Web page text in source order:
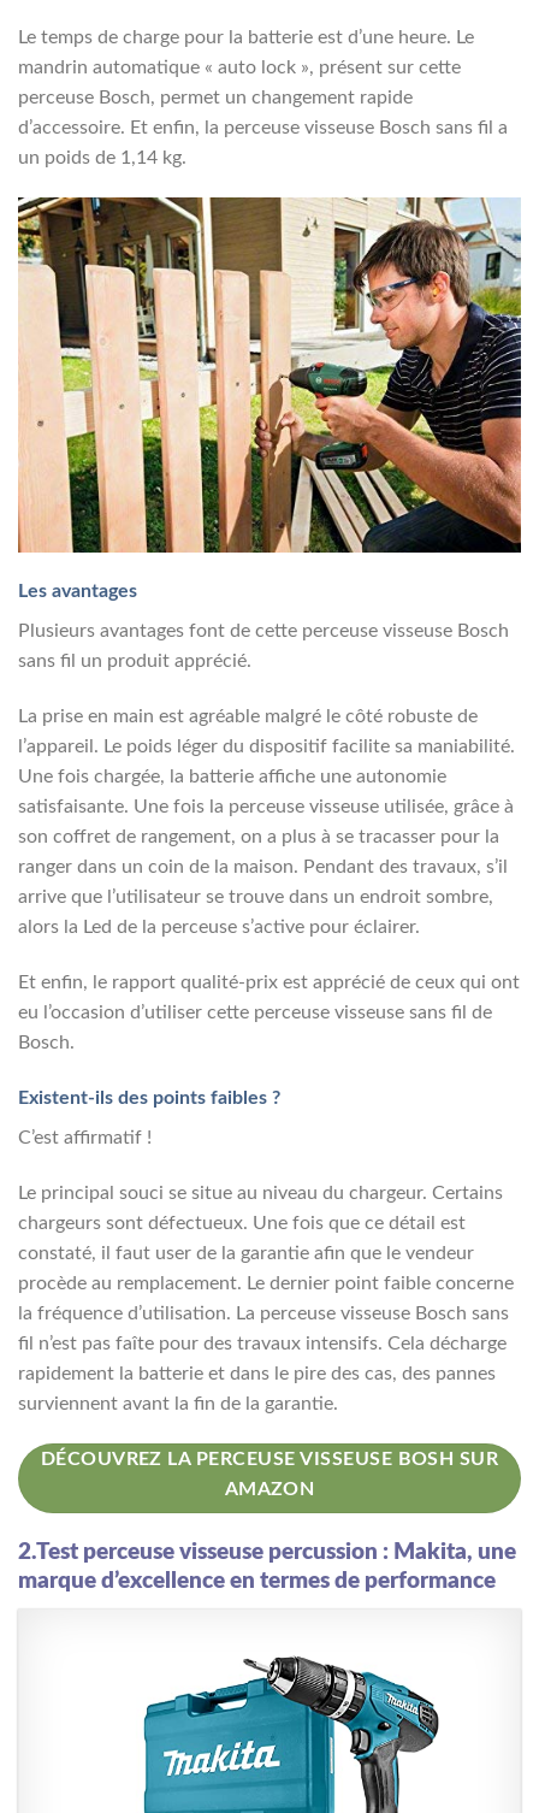
Le temps de charge pour la batterie est d’une heure. Le
mandrin automatique « auto lock », présent sur cette
perceuse Bosch, permet un changement rapide
d’accessoire. Et enfin, la perceuse visseuse Bosch sans fil a
un poids de 1,14 kg.
Les avantages
Plusieurs avantages font de cette perceuse visseuse Bosch
sans fil un produit apprécié.
La prise en main est agréable malgré le côté robuste de
l’appareil. Le poids léger du dispositif facilite sa maniabilité.
Une fois chargée, la batterie affiche une autonomie
satisfaisante. Une fois la perceuse visseuse utilisée, grâce à
son coffret de rangement, on a plus à se tracasser pour la
ranger dans un coin de la maison. Pendant des travaux, s’il
arrive que l’utilisateur se trouve dans un endroit sombre,
alors la Led de la perceuse s’active pour éclairer.
Et enfin, le rapport qualité-prix est apprécié de ceux qui ont
eu l’occasion d’utiliser cette perceuse visseuse sans fil de
Bosch.
Existent-ils des points faibles ?
C’est affirmatif !
Le principal souci se situe au niveau du chargeur. Certains
chargeurs sont défectueux. Une fois que ce détail est
constaté, il faut user de la garantie afin que le vendeur
procède au remplacement. Le dernier point faible concerne
la fréquence d’utilisation. La perceuse visseuse Bosch sans
fil n’est pas faîte pour des travaux intensifs. Cela décharge
rapidement la batterie et dans le pire des cas, des pannes
surviennent avant la fin de la garantie.
DÉCOUVREZ LA PERCEUSE VISSEUSE BOSH SUR
AMAZON
2.Test perceuse visseuse percussion : Makita, une
marque d’excellence en termes de performance